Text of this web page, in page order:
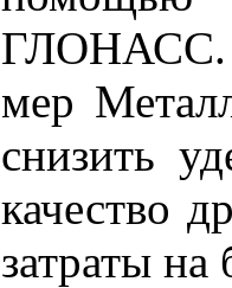
ГЛОНАСС.
мер
снизить
качество
затраты